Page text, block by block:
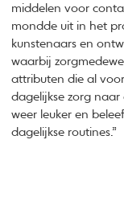
middelen voor
mondde uit in het
kunstenaars en
waarbij
attributen die al
dagelijkse zorg
weer leuker en
dagelijkse routines.”